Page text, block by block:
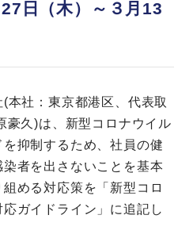
日（木）～３月13
本社：東京都港区、代表取
豪久)は、新型コロナウイル
抑制するため、社員の健
者を出さないことを基本
める対応策を「新型コロ
ガイドライン」に追記し